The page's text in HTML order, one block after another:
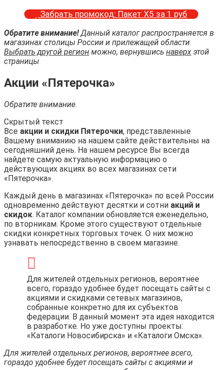
Забрать промокод: Пакет Х5 за 1 руб
Обратите внимание!Данный каталог распространяется в
магазинах столицы России и прилежащей области.
Выбрать другой регион можно, вернувшись наверх этой
страницы
Акции «Пятерочка»
Обратите внимание.
Скрытый текст
Все акции и скидки Пятерочки, представленные
Вашему вниманию на нашем сайте действительны на
сегодняшний день. На нашем ресурсе Вы всегда
найдете самую актуальную информацию о
действующих акциях во всех магазинах сети
«Пятерочка».
Каждый день в магазинах «Пятерочка» по всей России
одновременно действуют десятки и сотни акций и
скидок. Каталог компании обновляется еженедельно,
по вторникам. Кроме этого существуют отдельные
скидки конкретных торговых точек. О них можно
узнавать непосредственно в своем магазине.
Для жителей отдельных регионов, вероятнее
всего, гораздо удобнее будет посещать сайты с
акциями и скидками сетевых магазинов,
собранные конкретно для их субъектов
федерации. В данный момент эта идея находится
в разработке. Но уже доступны проекты:
«Каталоги Новосибирска» и «Каталоги Омска».
Для жителей отдельных регионов, вероятнее всего,
гораздо удобнее будет посещать сайты с акциями и